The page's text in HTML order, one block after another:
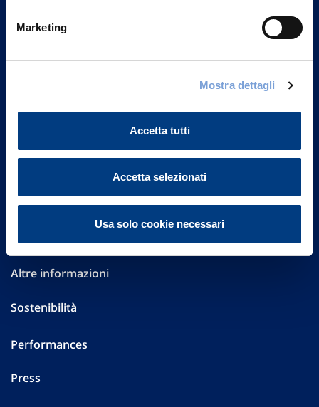
Marketing
Mostra dettagli
Accetta tutti
Accetta selezionati
Usa solo cookie necessari
Governance
Investor Relations
Altre informazioni
Sostenibilità
Performances
Press